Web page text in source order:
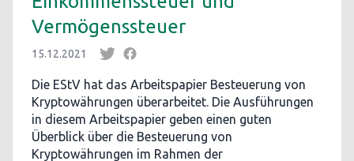
Vermögenssteuer
15.12.2021
Die EStV hat das Arbeitspapier Besteuerung von
Kryptowährungen überarbeitet. Die Ausführungen
in diesem Arbeitspapier geben einen guten
Überblick über die Besteuerung von
Kryptowährungen im Rahmen der